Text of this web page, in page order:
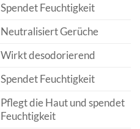
Spendet Feuchtigkeit
Neutralisiert Gerüche
Wirkt desodorierend
Spendet Feuchtigkeit
Pflegt die Haut und spendet
Feuchtigkeit